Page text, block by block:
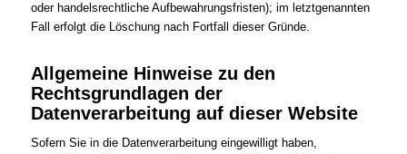
oder handelsrechtliche Aufbewahrungsfristen); im letztgenannten
Fall erfolgt die Löschung nach Fortfall dieser Gründe.
Allgemeine Hinweise zu den
Rechtsgrundlagen der
Datenverarbeitung auf dieser Website
Sofern Sie in die Datenverarbeitung eingewilligt haben,